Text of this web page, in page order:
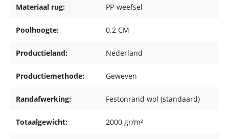
Materiaal rug: PP-weefsel
Poolhoogte: 0.2 CM
Productieland: Nederland
Productiemethode: Geweven
Randafwerking: Festonrand wol (standaard)
Totaalgewicht: 2000 gr/m²